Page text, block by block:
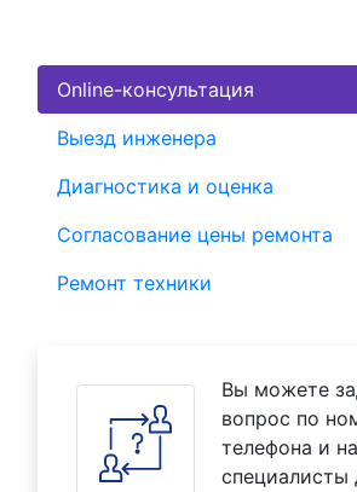
Online-консультация
Выезд инженера
Диагностика и оценка
Согласование цены ремонта
Ремонт техники
Вы можете
вопрос по
телефона и
специалисты